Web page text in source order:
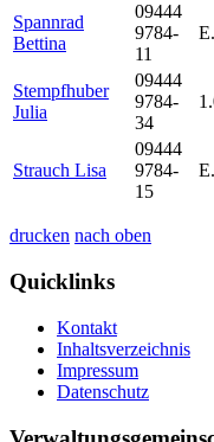
Spannrad
Bettina
09444
9784-
11
Stempfhuber
Julia
09444
9784-
34
Strauch Lisa
09444
9784-
15
drucken nach oben
Quicklinks
Kontakt
Inhaltsverzeichnis
Impressum
Datenschutz